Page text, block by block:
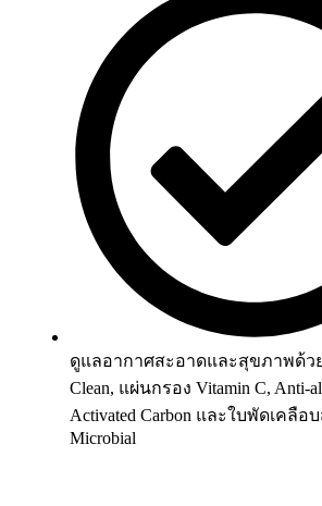
ดูแลอากาศสะอาดและสุขภาพด้ว
Clean, แผ่นกรอง Vitamin C, Anti-
Activated Carbon และใบพัดเคลือ
Microbial